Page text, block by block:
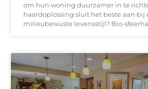
om hun woning duurzamer in te
haardoplossing sluit het beste aan bij
milieubewuste levensstijl? Bio-